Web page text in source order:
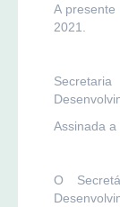
A
2021.
Assinada a
O